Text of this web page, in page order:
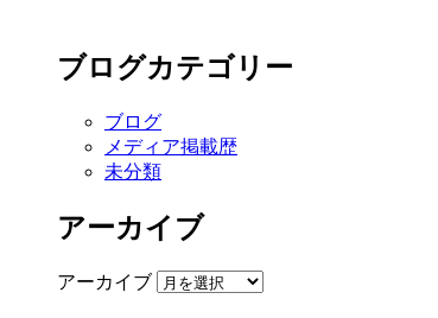
ブログカテゴリー
ブログ
メディア掲載歴
未分類
アーカイブ
アーカイブ